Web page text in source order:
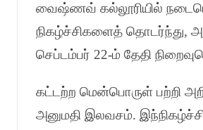
வைஷ்ணவ் கல்லூரியில்
நிகழ்ச்சிகளைத் தொடர்ந்து,
செப்டம்பர் 22-ம் தேதி
கட்டற்ற மென்பொருள் பற்றி
அனுமதி இலவசம்.